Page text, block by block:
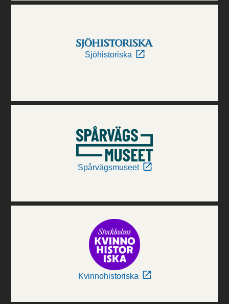
Sjöhistoriska
Spårvägsmuseet
Kvinnohistoriska